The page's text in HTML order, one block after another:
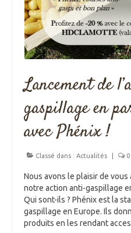
Lancement de
gaspillage en
avec Phénix !
Classé dans : Actualités 0
Nous avons le plaisir de
notre action anti-gaspillage
Qui sont-ils ? Phénix est la
gaspillage en Europe. Ils
produits en les rendant